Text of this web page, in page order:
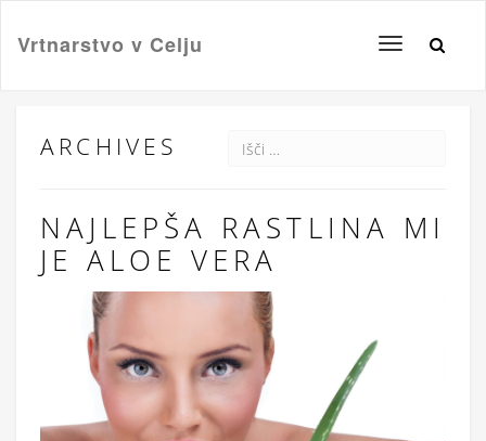
Toggle
Vrtnarstvo v Celju
ARCHIVES
NAJLEPŠA RASTLINA MI
JE ALOE VERA